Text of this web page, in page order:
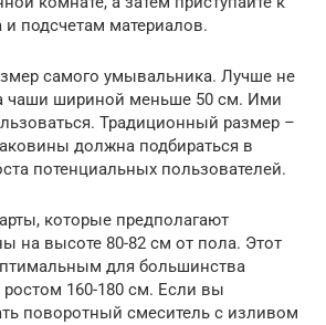
подсчетам материалов.
самого умывальника. Лучше не
чаши шириной меньше 50 см. Ими
Традиционный размер –
должна подбираться в
потенциальных пользователей.
которые предполагают
на высоте 80-82 см от пола. Этот
для большинства
160-180 см. Если вы
поворотный смеситель с изливом